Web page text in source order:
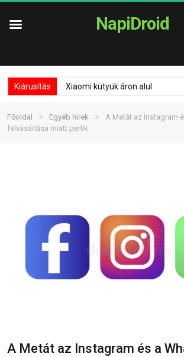
NapiDroid
Kiárusítás Xiaomi kütyük áron alul
Főoldal » Egyéb hírek »
A Metát az Instagram
felvásárlása miatt perlik
A Metát az Instagram és a